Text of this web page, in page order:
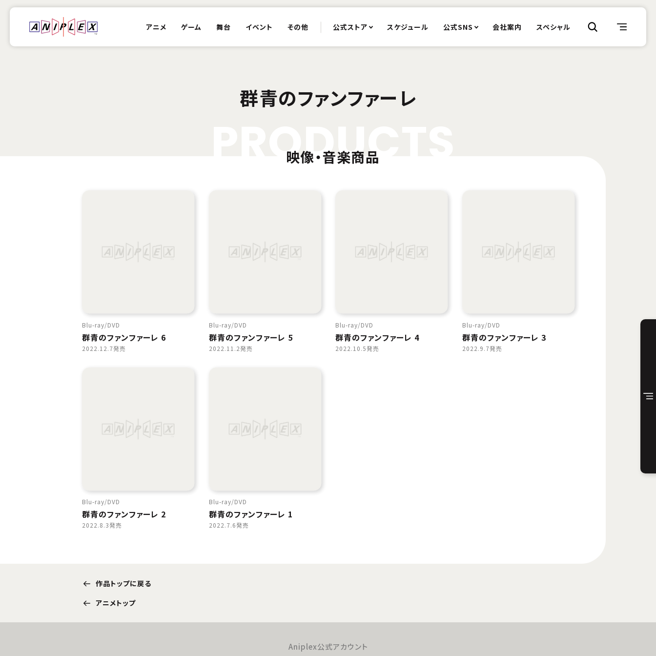
アニメ ゲーム 舞台 イベント その他 公式ストア スケジュール 公式SNS 会社案内 スペシャル
群青のファンファーレ
ODUC
映像・音楽商品
Blu-ray DVD
群青のファンファーレ 6
2022.12.7発売
Blu-ray DVD
群青のファンファーレ 5
2022.11.2発売
Blu-ray DVD
群青のファンファーレ 4
2022.10.5発売
Blu-ray DVD
群青のファンファーレ 3
2022.9.7発売
Blu-ray DVD
群青のファンファーレ 2
2022.8.3発売
Blu-ray DVD
群青のファンファーレ 1
2022.7.6発売
作品トップに戻る
アニメトップ
Aniplex公式アカウント